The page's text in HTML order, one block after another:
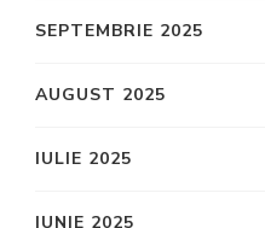
SEPTEMBRIE 2025
AUGUST 2025
IULIE 2025
IUNIE 2025